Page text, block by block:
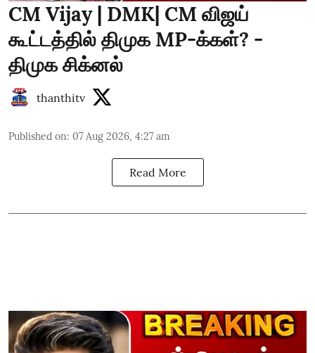
CM Vijay | DMK| CM விஜய்
கூட்டத்தில் திமுக MP-க்கள்? -
திமுக சிக்னல்
thanthitv
Published on: 07 Aug 2026, 4:27 am
Read More